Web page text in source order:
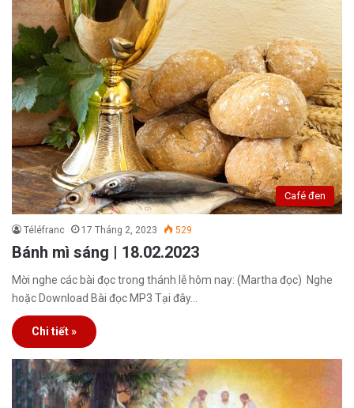
Café đen
Téléfranc 17 Tháng 2, 2023 529
Bánh mì sáng | 18.02.2023
Mời nghe các bài đọc trong thánh lễ hôm nay: (Martha đọc) Nghe
hoặc Download Bài đọc MP3 Tại đây…
Chi tiết »